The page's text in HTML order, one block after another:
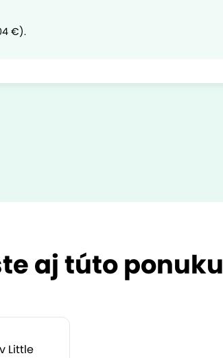
€).
aj túto ponuku
Little